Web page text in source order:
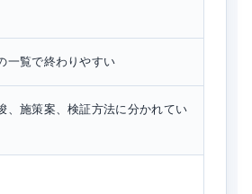
一覧で終わりやすい
、施策案、検証方法に分かれてい